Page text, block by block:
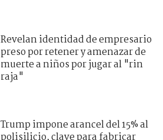
Revelan identidad de empresario
preso por retener y amenazar de
muerte a niños por jugar al "rin
raja"
Trump impone arancel del 15% al